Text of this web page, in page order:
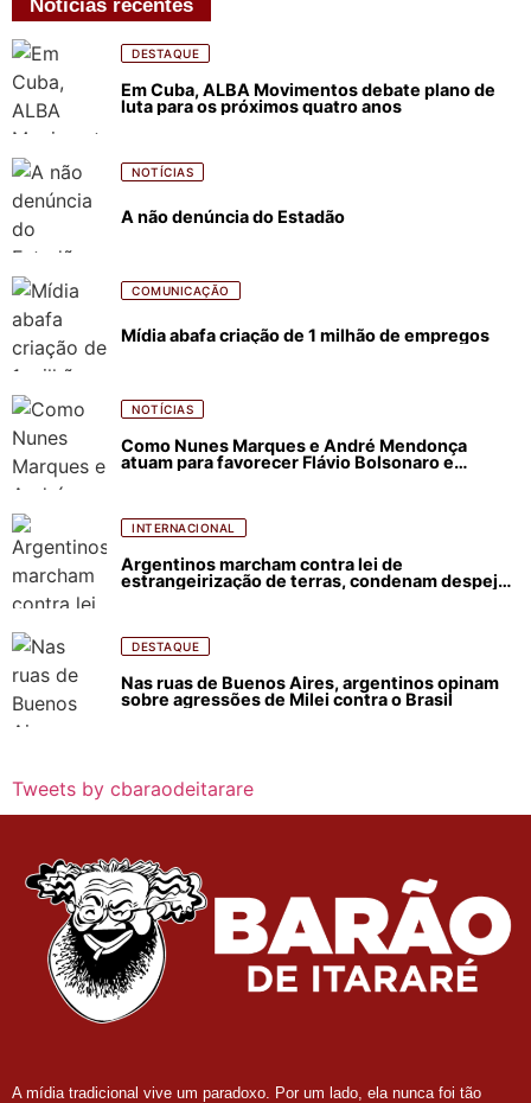
Notícias recentes
DESTAQUE
Em Cuba, ALBA Movimentos debate plano de
luta para os próximos quatro anos
NOTÍCIAS
A não denúncia do Estadão
COMUNICAÇÃO
Mídia abafa criação de 1 milhão de empregos
NOTÍCIAS
Como Nunes Marques e André Mendonça
atuam para favorecer Flávio Bolsonaro e
INTERNACIONAL
Argentinos marcham contra lei de
estrangeirização de terras, condenam despejos
DESTAQUE
Nas ruas de Buenos Aires, argentinos opinam
sobre agressões de Milei contra o Brasil
Tweets by cbaraodeitarare
A mídia tradicional vive um paradoxo. Por um lado, ela nunca foi tão